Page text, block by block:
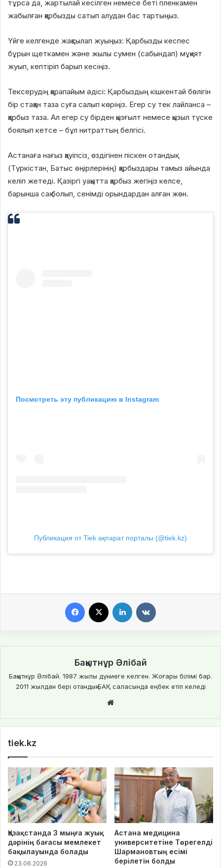
тұрса да, жартылай кесілген немесе беті пленкамен
жабылған қарбызды сатып алудан бас тартыңыз.
Үйге келгенде жақсылап жуыңыз: Қарбызды кеспес
бұрын щеткамен және жылы сумен (сабындап) мұқият
жуып, кептіріп барып кесіңіз.
Тексерудің қарапайым әдісі: Қарбыздың кішкентай бөлігін
бір стақан таза суға салып көріңіз. Егер су тек лайланса –
қарбыз таза. Ал егер су бірден қызғылт немесе қызыл түске
боялып кетсе – бұл нитраттың белгісі.
Астанаға нағыз қауіпсіз, өздігінен піскен отандық
(Түркістан, Батыс өңірлерінің) қарбыздары тамыз айында
келіп жетеді. Қазіргі уақытта қарбыз жегіңіз келсе,
барынша сақ болып, сенімді орындардан алған жөн.
Посмотреть эту публикацию в Instagram
Публикация от Tiek ақпарат порталы (@tiek.kz)
Бақытнұр Әлібай
Бақытнұр Әлібай. 1987 жылы дүниеге келген. Жоғары білімі бар.
2011 жылдан бері отандық БАҚ саласында еңбек етіп келеді
te
tiek.kz
Қазақстанда 3 мыңға жуық
дәрінің бағасы мемлекет
бақылауында болады
23.06.2026
Астана медицина
университетіне Төрегелді
Шармановтың есімі
берілетін болды